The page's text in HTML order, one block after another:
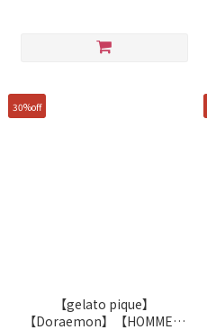
30%off
【gelato pique】
【Doraemon】【HOMME】